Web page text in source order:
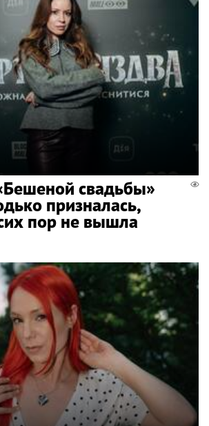
свадьбы»
призналась,
пор не вышла